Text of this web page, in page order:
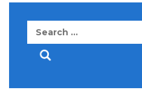
Search